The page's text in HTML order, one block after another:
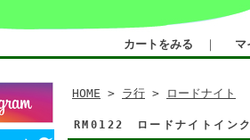
カートをみる ｜ マ
HOME > ラ行 > ロードナイト
RM0122 ロードナイトイン